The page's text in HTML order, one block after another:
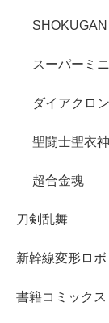
スーパーミ
ダイアクロン
聖闘士聖衣
超合金魂
刀剣乱舞
新幹線変形ロ
書籍コミックス